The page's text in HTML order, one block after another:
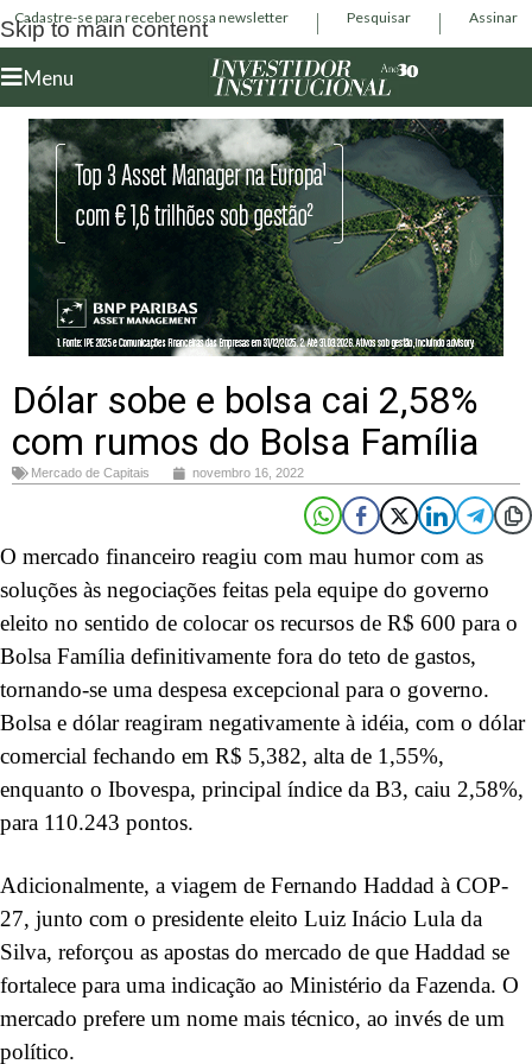
Skip to main content
Cadastre-se para receber nossa newsletter Pesquisar Assinar
Menu
Dólar sobe e bolsa cai 2,58%
com rumos do Bolsa Família
Mercado de Capitais novembro 16, 2022
O mercado financeiro reagiu com mau humor com as
soluções às negociações feitas pela equipe do governo
eleito no sentido de colocar os recursos de R$ 600 para o
Bolsa Família definitivamente fora do teto de gastos,
tornando-se uma despesa excepcional para o governo.
Bolsa e dólar reagiram negativamente à idéia, com o dólar
comercial fechando em R$ 5,382, alta de 1,55%,
enquanto o Ibovespa, principal índice da B3, caiu 2,58%,
para 110.243 pontos.
Adicionalmente, a viagem de Fernando Haddad à COP-
27, junto com o presidente eleito Luiz Inácio Lula da
Silva, reforçou as apostas do mercado de que Haddad se
fortalece para uma indicação ao Ministério da Fazenda. O
mercado prefere um nome mais técnico, ao invés de um
político.